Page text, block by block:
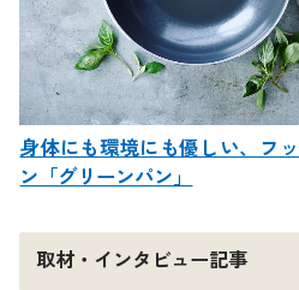
身体にも環境にも優しい、フ
ン「グリーンパン」
取材・インタビュー記事